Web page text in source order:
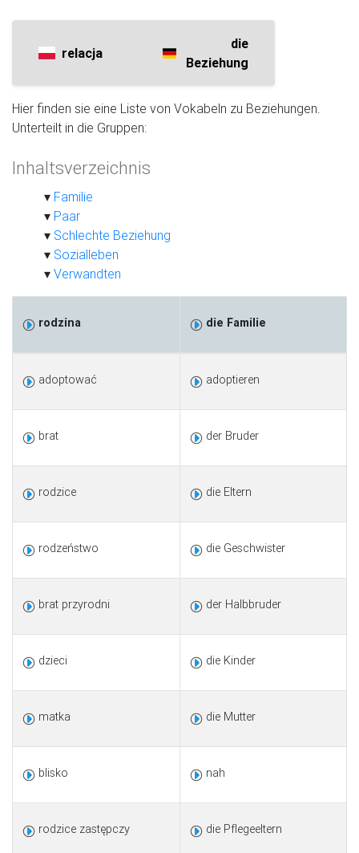
relacja
die
Beziehung
Hier finden sie eine Liste von Vokabeln zu Beziehungen.
Unterteilt in die Gruppen:
Inhaltsverzeichnis
Familie
Paar
Schlechte Beziehung
Sozialleben
Verwandten
rodzina die Familie
adoptować adoptieren
brat der Bruder
rodzice die Eltern
rodzeństwo die Geschwister
brat przyrodni der Halbbruder
dzieci die Kinder
matka die Mutter
blisko nah
rodzice zastępczy die Pflegeeltern